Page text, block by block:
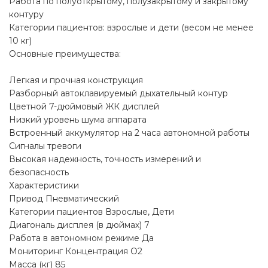
контуру
Категории пациентов: взрослые и дети (весом не менее
10 кг)
Основные преимущества:
Легкая и прочная конструкция
Разборный автоклавируемый дыхательный контур
Цветной 7-дюймовый ЖК дисплей
Низкий уровень шума аппарата
Встроенный аккумулятор на 2 часа автономной работы
Сигналы тревоги
Высокая надежность, точность измерений и
безопасность
Характеристики
Привод Пневматический
Категории пациентов Взрослые, Дети
Диагональ дисплея (в дюймах) 7
Работа в автономном режиме Да
Мониторинг Концентрация О2
Масса (кг) 85